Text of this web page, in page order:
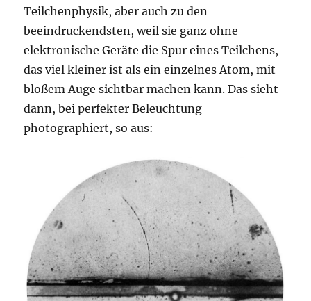
Teilchenphysik, aber auch zu den
beeindruckendsten, weil sie ganz ohne
elektronische Geräte die Spur eines Teilchens,
das viel kleiner ist als ein einzelnes Atom, mit
bloßem Auge sichtbar machen kann. Das sieht
dann, bei perfekter Beleuchtung
photographiert, so aus: